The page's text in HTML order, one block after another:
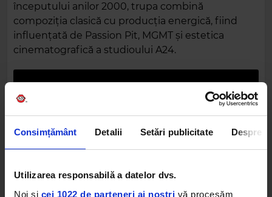
Consimțământ Detalii Setări publicitate Despre
Utilizarea responsabilă a datelor dvs.
Noi și cei 1022 de parteneri ai noștri vă procesăm
începutului anilor 2000, trupa combină
compoziția clasică cu producția energică, fiind
influențată de Passion Pit, MGMT și estetica
cinematografică a studioului A24.